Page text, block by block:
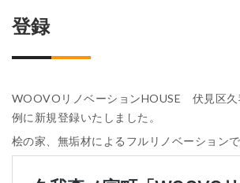
登録
WOOVOリノベーションHOUSE 伏見区久
例に新規登録いたしました。
桧の家、無垢材によるフルリノベーションで